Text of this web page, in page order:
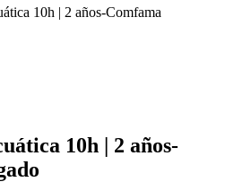
10h | 2 años-